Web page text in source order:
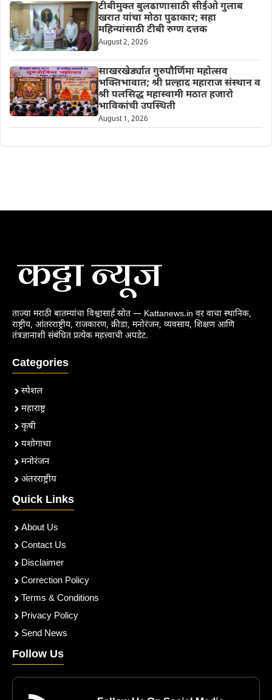
टीबीमुक्त बुलढाणासाठी सीईओ गुलाब
खरात यांचा मोठा पुढाकार; सहा
महिन्यांसाठी टीबी रुग्ण दत्तक
August 2, 2026
साखरखेर्ड्यात गुरुपौर्णिमा महोत्सव
भक्तिभावात; श्री प्रल्हाद महाराज संस्थान व
श्री पलसिद्ध महास्वामी मठात हजारो
भाविकांची उपस्थिती
August 1, 2026
ताज्या मराठी बातम्यांचा विश्वासार्ह स्रोत — Kattanews.in वर वाचा स्थानिक,
राष्ट्रीय, आंतरराष्ट्रीय, राजकारण, क्रीडा, मनोरंजन, व्यवसाय, शिक्षण आणि
तंत्रज्ञानाशी संबंधित प्रत्येक महत्त्वाची अपडेट.
Categories
स्पेशल
महाराष्ट्र
कृषी
यशोगाथा
मनोरंजन
अंतरराष्ट्रीय
Quick Links
About Us
Contact Us
Disclaimer
Correction Policy
Terms & Conditions
Privacy Policy
Send News
Follow Us